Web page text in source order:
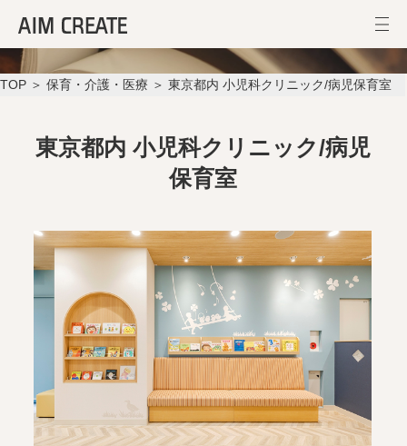
東京都内 小児科クリニック/病児保育室
TOP ＞ 保育・介護・医療 ＞ 東京都内 小児科クリニック/病児保育室
東京都内 小児科クリニック/病児
保育室